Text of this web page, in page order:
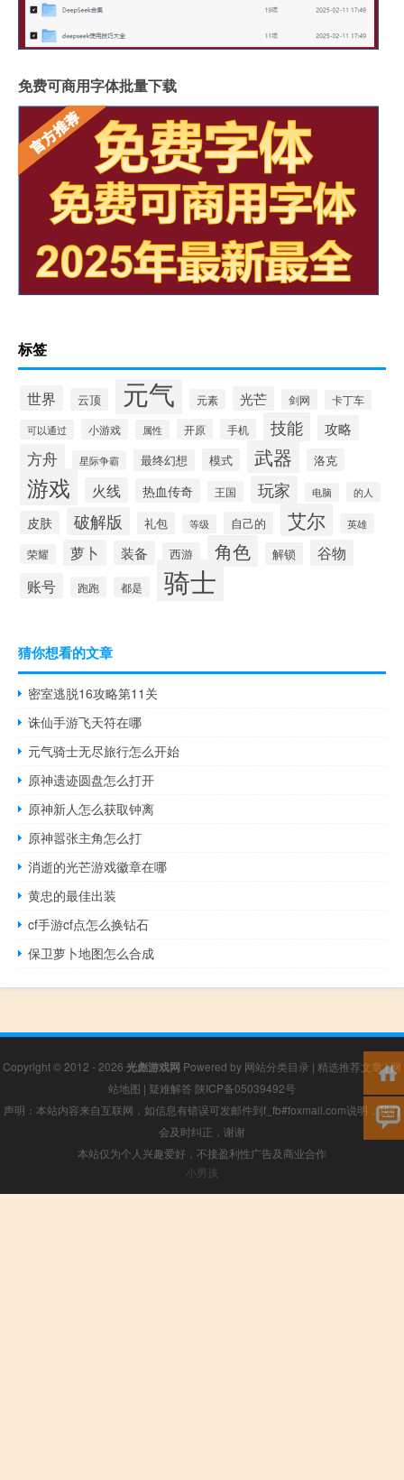
免费可商用字体批量下载
标签
世界 云顶 元气 元素 光芒 剑网 卡丁车
可以通过 小游戏 属性 开原 手机 技能 攻略
方舟 星际争霸 最终幻想 模式 武器 洛克
游戏 火线 热血传奇 王国 玩家 电脑 的人
皮肤 破解版 礼包 等级 自己的 艾尔 英雄
荣耀 萝卜 装备 西游 角色 解锁 谷物
账号 跑跑 都是 骑士
猜你想看的文章
密室逃脱16攻略第11关
诛仙手游飞天符在哪
元气骑士无尽旅行怎么开始
原神遗迹圆盘怎么打开
原神新人怎么获取钟离
原神嚣张主角怎么打
消逝的光芒游戏徽章在哪
黄忠的最佳出装
cf手游cf点怎么换钻石
保卫萝卜地图怎么合成
Copyright © 2012 - 2026 光彪游戏网 Powered by 网站分类目录 | 精选推荐文章|网
站地图 | 疑难解答 陕ICP备05039492号
声明：本站内容来自互联网，如信息有错误可发邮件到f_fb#foxmail.com说明，我们
会及时纠正，谢谢
本站仅为个人兴趣爱好，不接盈利性广告及商业合作
小男孩